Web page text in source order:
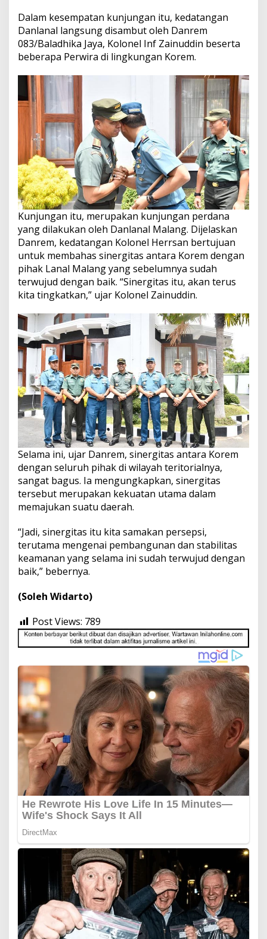
Dalam kesempatan kunjungan itu, kedatangan
Danlanal langsung disambut oleh Danrem
083/Baladhika Jaya, Kolonel Inf Zainuddin beserta
beberapa Perwira di lingkungan Korem.
Kunjungan itu, merupakan kunjungan perdana
yang dilakukan oleh Danlanal Malang. Dijelaskan
Danrem, kedatangan Kolonel Herrsan bertujuan
untuk membahas sinergitas antara Korem dengan
pihak Lanal Malang yang sebelumnya sudah
terwujud dengan baik. “Sinergitas itu, akan terus
kita tingkatkan,” ujar Kolonel Zainuddin.
Selama ini, ujar Danrem, sinergitas antara Korem
dengan seluruh pihak di wilayah teritorialnya,
sangat bagus. Ia mengungkapkan, sinergitas
tersebut merupakan kekuatan utama dalam
memajukan suatu daerah.
“Jadi, sinergitas itu kita samakan persepsi,
terutama mengenai pembangunan dan stabilitas
keamanan yang selama ini sudah terwujud dengan
baik,” bebernya.
(Soleh Widarto)
Post Views: 789